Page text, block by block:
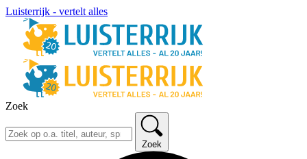
Luisterrijk - vertelt alles
Zoek
Zoek